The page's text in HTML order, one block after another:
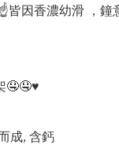
皆因香濃幼滑 ，鐘
🤤🤤♥️
成, 含鈣